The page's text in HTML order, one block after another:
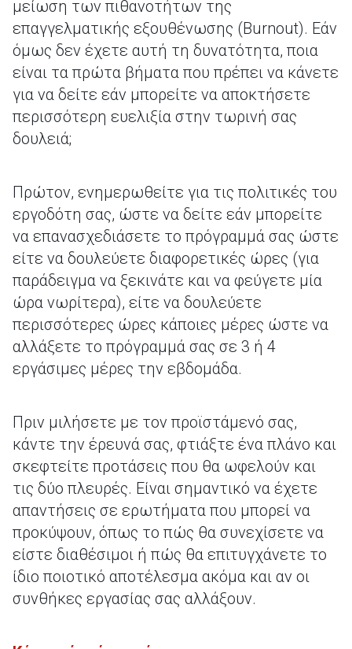
μείωση των πιθανοτήτων της
επαγγελματικής εξουθένωσης (Burnout). Εάν
όμως δεν έχετε αυτή τη δυνατότητα, ποια
είναι τα πρώτα βήματα που πρέπει να κάνετε
για να δείτε εάν μπορείτε να αποκτήσετε
περισσότερη ευελιξία στην τωρινή σας
δουλειά;
Πρώτον, ενημερωθείτε για τις πολιτικές του
εργοδότη σας, ώστε να δείτε εάν μπορείτε
να επανασχεδιάσετε το πρόγραμμά σας ώστε
είτε να δουλεύετε διαφορετικές ώρες (για
παράδειγμα να ξεκινάτε και να φεύγετε μία
ώρα νωρίτερα), είτε να δουλεύετε
περισσότερες ώρες κάποιες μέρες ώστε να
αλλάξετε το πρόγραμμά σας σε 3 ή 4
εργάσιμες μέρες την εβδομάδα.
Πριν μιλήσετε με τον προϊστάμενό σας,
κάντε την έρευνά σας, φτιάξτε ένα πλάνο και
σκεφτείτε προτάσεις που θα ωφελούν και
τις δύο πλευρές. Είναι σημαντικό να έχετε
απαντήσεις σε ερωτήματα που μπορεί να
προκύψουν, όπως το πώς θα συνεχίσετε να
είστε διαθέσιμοι ή πώς θα επιτυγχάνετε το
ίδιο ποιοτικό αποτέλεσμα ακόμα και αν οι
συνθήκες εργασίας σας αλλάξουν.